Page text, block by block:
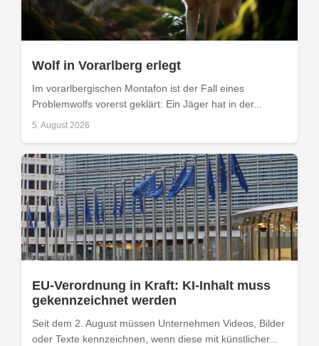
Wolf in Vorarlberg erlegt
Im vorarlbergischen Montafon ist der Fall eines
Problemwolfs vorerst geklärt: Ein Jäger hat in der...
5. August 2026
EU-Verordnung in Kraft: KI-Inhalt muss
gekennzeichnet werden
Seit dem 2. August müssen Unternehmen Videos, Bilder
oder Texte kennzeichnen, wenn diese mit künstlicher...